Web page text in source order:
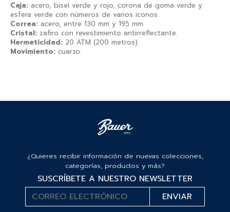
Caja: acero, bisel verde y rojo, corona de goma verde y
esfera verde con números de varios iconos.
Correa: acero, entre 130 mm y 195 mm
Cristal: zafiro con revestimiento antirreflectante.
Hermeticidad: 20 ATM (200 metros).
Movimiento: cuarzo.
¿Quieres recibir información de nuevas colecciones,
categorías, productos y más?
SUSCRÍBETE A NUESTRO NEWSLETTER